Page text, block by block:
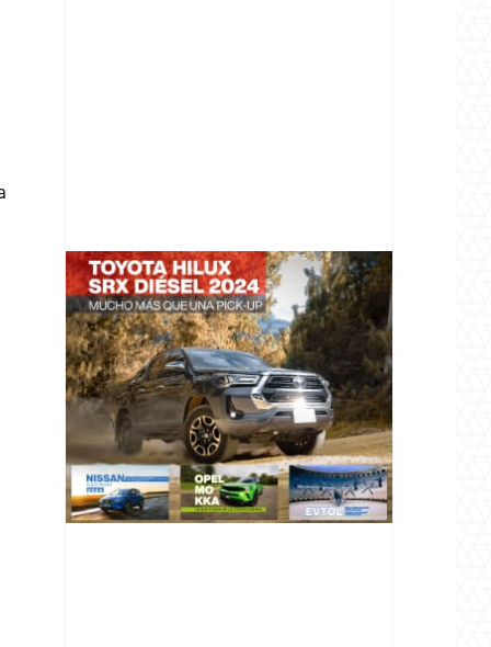
Follow
@v12_magazine